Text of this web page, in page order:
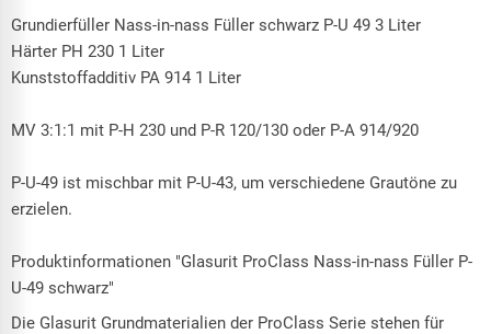
Grundierfüller Nass-in-nass Füller schwarz P-U 49 3 Liter
Härter PH 230 1 Liter
Kunststoffadditiv PA 914 1 Liter
MV 3:1:1 mit P-H 230 und P-R 120/130 oder P-A 914/920
P-U-49 ist mischbar mit P-U-43, um verschiedene Grautöne zu
erzielen.
Produktinformationen "Glasurit ProClass Nass-in-nass Füller P-
U-49 schwarz"
Die Glasurit Grundmaterialien der ProClass Serie stehen für